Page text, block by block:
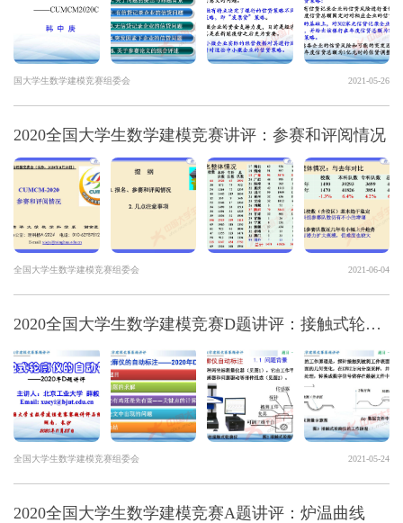
国大学生数学建模竞赛组委会 2021-05-26
2020全国大学生数学建模竞赛讲评：参赛和评阅情况
全国大学生数学建模竞赛组委会 2021-06-04
2020全国大学生数学建模竞赛D题讲评：接触式轮廓仪的自动标注
全国大学生数学建模竞赛组委会 2021-05-24
2020全国大学生数学建模竞赛A题讲评：炉温曲线